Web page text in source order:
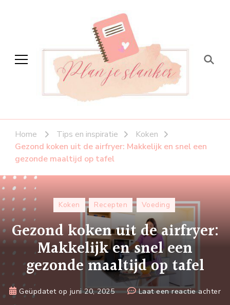
Plan je slanker
Home Tips en inspiratie
Koken
Gezond koken uit de airfryer: Makkelijk en snel een
gezonde maaltijd op tafel
Koken Recepten Voeding
Gezond koken uit de airfryer:
Makkelijk en snel een
gezonde maaltijd op tafel
Geüpdatet op juni 20, 2025 Laat een reactie achterop